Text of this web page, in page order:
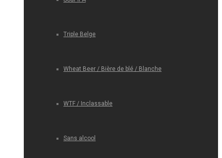
Triple Belge
Wheat Beer / Bière de blé / Blanche
WTF / Inclassable
Sans alcool